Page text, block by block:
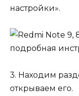
настройки».
3. Находим
открываем его.